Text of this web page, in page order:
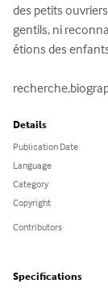
des petits
gentils, ni
étions des
Details
Publication Date
Language
Category
Copyright
Contributors
Specifications